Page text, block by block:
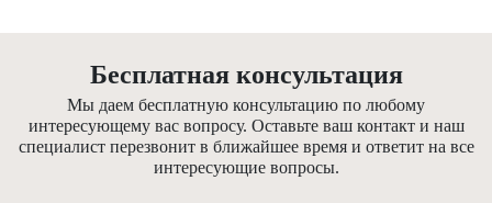
Бесплатная консультация
Мы даем бесплатную консультацию по любому
интересующему вас вопросу. Оставьте ваш контакт и наш
специалист перезвонит в ближайшее время и ответит на все
интересующие вопросы.